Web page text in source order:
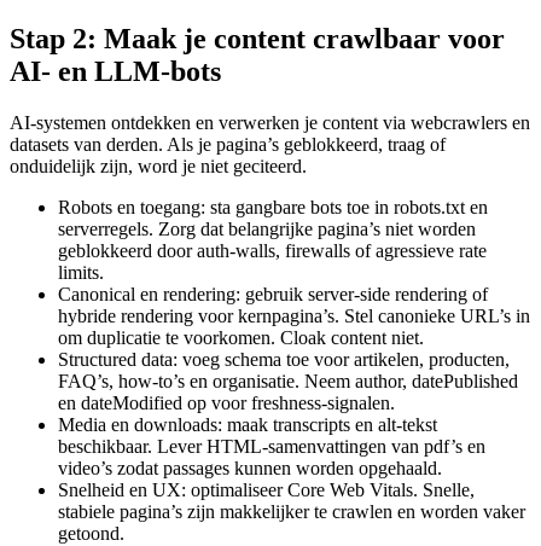
Stap 2: Maak je content crawlbaar voor
AI- en LLM-bots
AI-systemen ontdekken en verwerken je content via webcrawlers en
datasets van derden. Als je pagina’s geblokkeerd, traag of
onduidelijk zijn, word je niet geciteerd.
Robots en toegang: sta gangbare bots toe in robots.txt en
serverregels. Zorg dat belangrijke pagina’s niet worden
geblokkeerd door auth-walls, firewalls of agressieve rate
limits.
Canonical en rendering: gebruik server-side rendering of
hybride rendering voor kernpagina’s. Stel canonieke URL’s in
om duplicatie te voorkomen. Cloak content niet.
Structured data: voeg schema toe voor artikelen, producten,
FAQ’s, how-to’s en organisatie. Neem author, datePublished
en dateModified op voor freshness-signalen.
Media en downloads: maak transcripts en alt-tekst
beschikbaar. Lever HTML-samenvattingen van pdf’s en
video’s zodat passages kunnen worden opgehaald.
Snelheid en UX: optimaliseer Core Web Vitals. Snelle,
stabiele pagina’s zijn makkelijker te crawlen en worden vaker
getoond.